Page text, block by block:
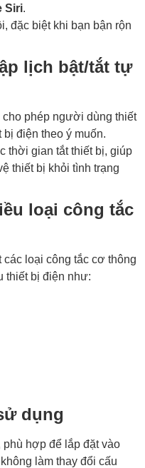
Siri.
đặc biệt khi bạn bận rộn
lịch bật/tắt tự
cho phép người dùng thiết
bị điện theo ý muốn.
thời gian tắt thiết bị, giúp
thiết bị khỏi tình trạng
loại công tắc
loại công tắc cơ thông
thiết bị điện như:
dụng
phù hợp để lắp đặt vào
làm thay đổi cấu